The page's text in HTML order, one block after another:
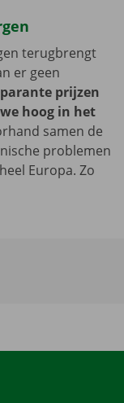
terugbrengt
er geen
prijzen
hoog in het
samen de
problemen
Europa. Zo